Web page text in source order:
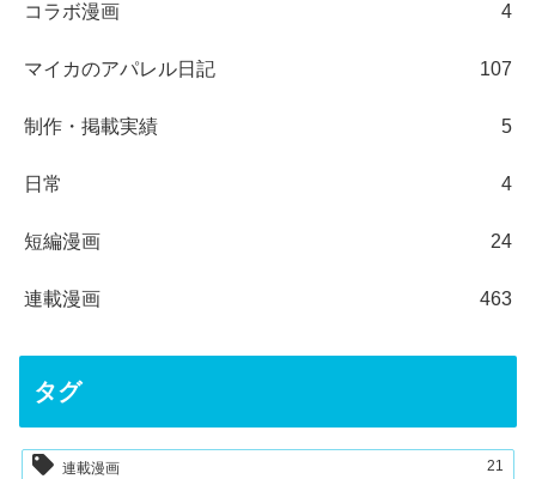
コラボ漫画 4
マイカのアパレル日記 107
制作・掲載実績 5
日常 4
短編漫画 24
連載漫画 463
タグ
連載漫画 21